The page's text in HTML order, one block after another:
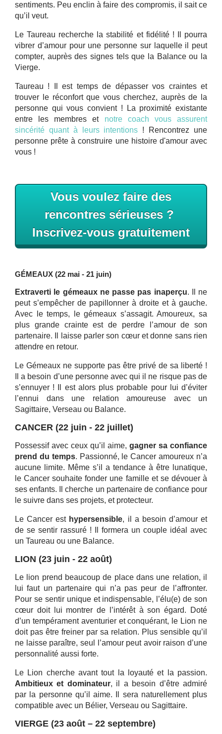
sentiments. Peu enclin à faire des compromis, il sait ce
qu’il veut.
Le Taureau recherche la stabilité et fidélité ! Il pourra
vibrer d’amour pour une personne sur laquelle il peut
compter, auprès des signes tels que la Balance ou la
Vierge.
Taureau ! Il est temps de dépasser vos craintes et
trouver le réconfort que vous cherchez, auprès de la
personne qui vous convient ! La proximité existante
entre les membres et notre coach vous assurent
sincérité quant à leurs intentions ! Rencontrez une
personne prête à construire une histoire d'amour avec
vous !
Vous voulez faire des
rencontres sérieuses ?
Inscrivez-vous gratuitement
GÉMEAUX (22 mai - 21 juin)
Extraverti le gémeaux ne passe pas inaperçu. Il ne
peut s’empêcher de papillonner à droite et à gauche.
Avec le temps, le gémeaux s’assagit. Amoureux, sa
plus grande crainte est de perdre l’amour de son
partenaire. Il laisse parler son cœur et donne sans rien
attendre en retour.
Le Gémeaux ne supporte pas être privé de sa liberté !
Il a besoin d’une personne avec qui il ne risque pas de
s’ennuyer ! Il est alors plus probable pour lui d’éviter
l’ennui dans une relation amoureuse avec un
Sagittaire, Verseau ou Balance.
CANCER (22 juin - 22 juillet)
Possessif avec ceux qu’il aime, gagner sa confiance
prend du temps. Passionné, le Cancer amoureux n’a
aucune limite. Même s’il a tendance à être lunatique,
le Cancer souhaite fonder une famille et se dévouer à
ses enfants. Il cherche un partenaire de confiance pour
le suivre dans ses projets, et protecteur.
Le Cancer est hypersensible, il a besoin d’amour et
de se sentir rassuré ! Il formera un couple idéal avec
un Taureau ou une Balance.
LION (23 juin - 22 août)
Le lion prend beaucoup de place dans une relation, il
lui faut un partenaire qui n’a pas peur de l’affronter.
Pour se sentir unique et indispensable, l’élu(e) de son
cœur doit lui montrer de l’intérêt à son égard. Doté
d’un tempérament aventurier et conquérant, le Lion ne
doit pas être freiner par sa relation. Plus sensible qu’il
ne laisse paraître, seul l’amour peut avoir raison d’une
personnalité aussi forte.
Le Lion cherche avant tout la loyauté et la passion.
Ambitieux et dominateur, il a besoin d’être admiré
par la personne qu’il aime. Il sera naturellement plus
compatible avec un Bélier, Verseau ou Sagittaire.
VIERGE (23 août – 22 septembre)